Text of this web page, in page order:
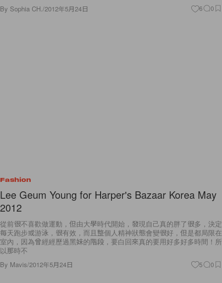
By Sophia CH. /2012年5月24日 6 0
Fashion
Lee Geum Young for Harper's Bazaar Korea May
2012
從前很不喜歡做運動，但由大學時代開始，發現自己真的胖了很多，決定
每天跑步或游泳，很有效，而且整個人精神狀態會變很好，但是都局限在
室內，因為曾經經歷過黑妹的階段，要白回來真的要用好多好多時間！所
以那時不
By Mavis/2012年5月24日 5 0